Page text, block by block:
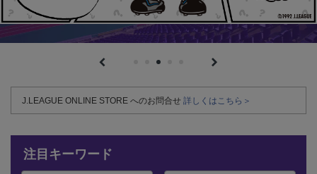
J.LEAGUE ONLINE STORE へのお問合せ 詳しくはこちら＞
注目キーワード